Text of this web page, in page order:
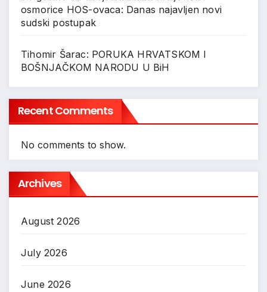
osmorice HOS-ovaca: Danas najavljen novi
sudski postupak
Tihomir Šarac: PORUKA HRVATSKOM I
BOŠNJAČKOM NARODU U BiH
Recent Comments
No comments to show.
Archives
August 2026
July 2026
June 2026